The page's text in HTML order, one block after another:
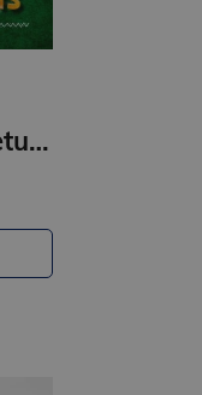
Mežonīgais Rietumkrasts. Āfrika vietējo ritmā